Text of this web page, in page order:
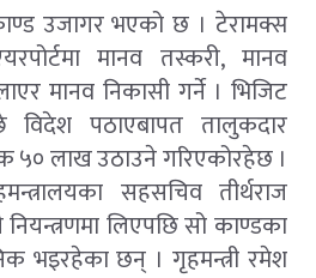
उजागर भएको छ । टेरामक्स
मानव तस्करी, मानव
मानव निकासी गर्ने । भिजिट
विदेश पठाएबापत तालुकदार
५० लाख उठाउने गरिएकोरहेछ ।
सहसचिव तीर्थराज
लिएपछि सो काण्डका
भइरहेका छन् । गृहमन्त्री रमेश